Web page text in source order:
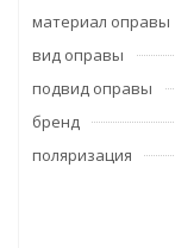
материал оправы
вид оправы
подвид оправы
бренд
поляризация